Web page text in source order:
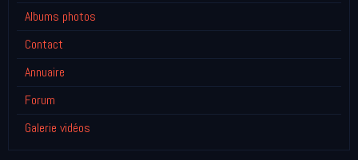
Albums photos
Contact
Annuaire
Forum
Galerie vidéos